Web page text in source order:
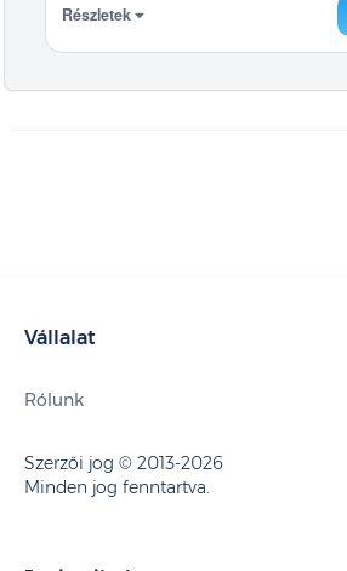
Részletek
Vállalat
Rólunk
Szerzői jog © 2013-2026
Minden jog fenntartva.